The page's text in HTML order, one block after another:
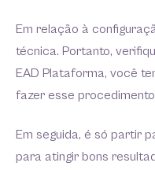
Em relação à
técnica. Portanto,
EAD Plataforma, você
fazer esse
Em seguida, é só partir
para atingir bons